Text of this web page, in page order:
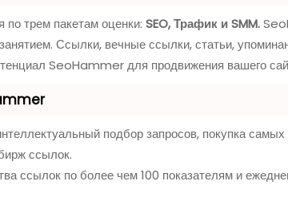
трем пакетам оценки: SEO, Трафик и SMM.
Ссылки, вечные ссылки, статьи,
SeoHammer для продвижения вашего
подбор запросов, покупка
ссылок.
ссылок по более чем 100 показателям и